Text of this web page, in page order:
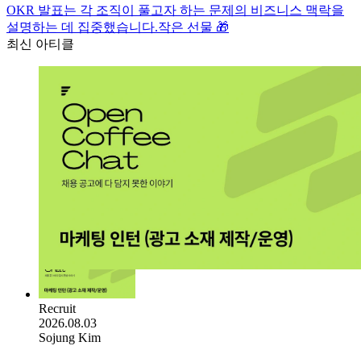
OKR 발표는 각 조직이 풀고자 하는 문제의 비즈니스 맥락을
설명하는 데 집중했습니다.작은 선물 🎁
최신 아티클
Recruit
2026.08.03
Sojung Kim